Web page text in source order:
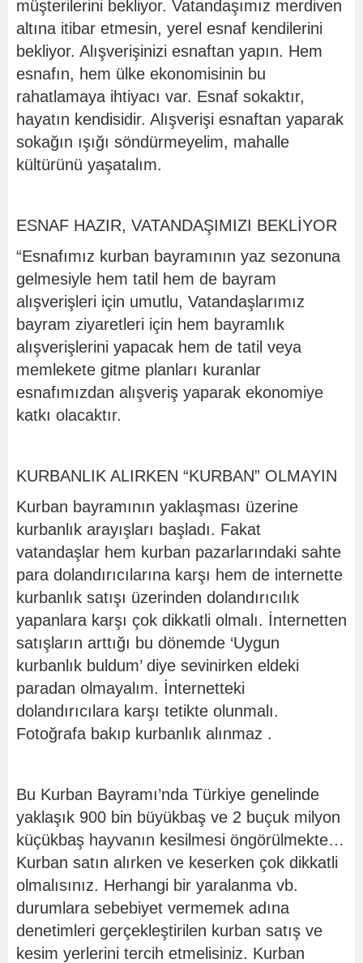
müşterilerini bekliyor. Vatandaşımız merdiven
altına itibar etmesin, yerel esnaf kendilerini
bekliyor. Alışverişinizi esnaftan yapın. Hem
esnafın, hem ülke ekonomisinin bu
rahatlamaya ihtiyacı var. Esnaf sokaktır,
hayatın kendisidir. Alışverişi esnaftan yaparak
sokağın ışığı söndürmeyelim, mahalle
kültürünü yaşatalım.
ESNAF HAZIR, VATANDAŞIMIZI BEKLİYOR
“Esnafımız kurban bayramının yaz sezonuna
gelmesiyle hem tatil hem de bayram
alışverişleri için umutlu, Vatandaşlarımız
bayram ziyaretleri için hem bayramlık
alışverişlerini yapacak hem de tatil veya
memlekete gitme planları kuranlar
esnafımızdan alışveriş yaparak ekonomiye
katkı olacaktır.
KURBANLIK ALIRKEN “KURBAN” OLMAYIN
Kurban bayramının yaklaşması üzerine
kurbanlık arayışları başladı. Fakat
vatandaşlar hem kurban pazarlarındaki sahte
para dolandırıcılarına karşı hem de internette
kurbanlık satışı üzerinden dolandırıcılık
yapanlara karşı çok dikkatli olmalı. İnternetten
satışların arttığı bu dönemde ‘Uygun
kurbanlık buldum’ diye sevinirken eldeki
paradan olmayalım. İnternetteki
dolandırıcılara karşı tetikte olunmalı.
Fotoğrafa bakıp kurbanlık alınmaz .
Bu Kurban Bayramı’nda Türkiye genelinde
yaklaşık 900 bin büyükbaş ve 2 buçuk milyon
küçükbaş hayvanın kesilmesi öngörülmekte…
Kurban satın alırken ve keserken çok dikkatli
olmalısınız. Herhangi bir yaralanma vb.
durumlara sebebiyet vermemek adına
denetimleri gerçekleştirilen kurban satış ve
kesim yerlerini tercih etmelisiniz. Kurban